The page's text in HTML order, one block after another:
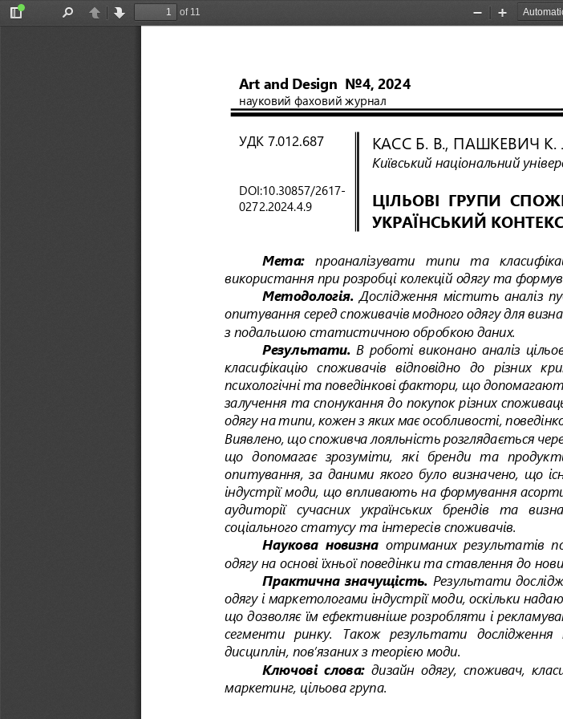
Toggle
PreviousNext
of 11
Zoom
Zoom
Art and Design No4 , 2024
науковий фаховий журнал
УДК 7.012.687
DOI:10.30857/2617-
0272.2024.4.9
КАСС Б. В., ПАШКЕВИЧ К.
Київський національний
ЦІЛЬОВІ ГРУПИ
УКРАЇНСЬКИЙ
Мета:
проаналізувати   типи   та
використання при розробці колекцій одягу та
Методологія.
Дослідження  містить  аналіз
опитування серед споживачів модного одягу для
з подальшою статистичною обробкою даних.
Результати.
В  роботі  виконано  аналіз
класифікацію  споживачів  відповідно  до  різних
психологічні та поведінкові фактори, що
залучення та спонукання до покупок різних
одягу на типи, кожен з яких має особливості,
Виявлено, що споживча лояльність розглядається
що  допомагає  зрозуміти,  які  бренди  та
опитування,  за  даними  якого  було  визначено,  що
індустрії моди, що впливають на формування
аудиторії   сучасних   українських   брендів   та
соціального статусу та інтересів споживачів.
Наукова  новизна отриманих  результатів
одягу на основі їхньої поведінки та ставлення до
Практична значущість.
Результати
одягу і маркетологами індустрії моди, оскільки
що дозволяє їм ефективніше розробляти і
сегменти   ринку.   Також   результати   дослідження
дисциплін, пов’язаних з теорією моди.
Ключові  слова: дизайн  одягу,
споживач,
маркетинг, цільова група.